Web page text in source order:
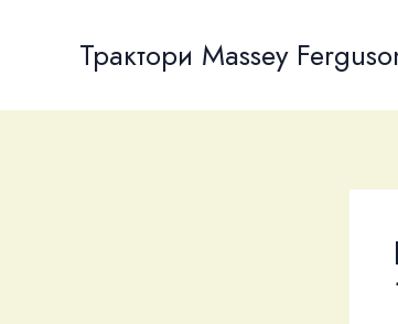
Трактори Massey